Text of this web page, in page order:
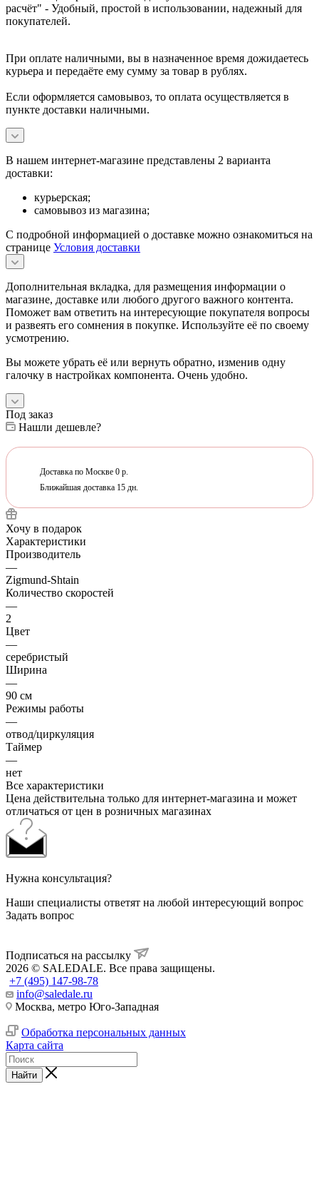
расчёт" - Удобный, простой в использовании, надежный для
покупателей.
При оплате наличными, вы в назначенное время дожидаетесь
курьера и передаёте ему сумму за товар в рублях.
Если оформляется самовывоз, то оплата осуществляется в
пункте доставки наличными.
В нашем интернет-магазине представлены 2 варианта
доставки:
курьерская;
самовывоз из магазина;
С подробной информацией о доставке можно ознакомиться на
странице Условия доставки
Дополнительная вкладка, для размещения информации о
магазине, доставке или любого другого важного контента.
Поможет вам ответить на интересующие покупателя вопросы
и развеять его сомнения в покупке. Используйте её по своему
усмотрению.
Вы можете убрать её или вернуть обратно, изменив одну
галочку в настройках компонента. Очень удобно.
Под заказ
Нашли дешевле?
Доставка по Москве 0 р.
Ближайшая доставка 15 дн.
Хочу в подарок
Характеристики
Производитель
—
Zigmund-Shtain
Количество скоростей
—
2
Цвет
—
серебристый
Ширина
—
90 см
Режимы работы
—
отвод/циркуляция
Таймер
—
нет
Все характеристики
Цена действительна только для интернет-магазина и может
отличаться от цен в розничных магазинах
Нужна консультация?
Наши специалисты ответят на любой интересующий вопрос
Задать вопрос
Подписаться на рассылку
2026 © SALEDALE. Все права защищены.
+7 (495) 147-98-78
info@saledale.ru
Москва, метро Юго-Западная
Обработка персональных данных
Карта сайта
Найти